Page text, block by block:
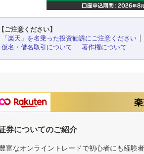
【ご注意ください】
「楽天」を名乗った投資勧誘にご注意ください
仮名・借名取引について
著作権について
券についてのご紹介
富なオンライントレードで初心者にも経